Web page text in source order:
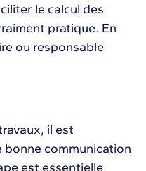
le calcul des
pratique. En
ou responsable
il est
communication
est essentielle